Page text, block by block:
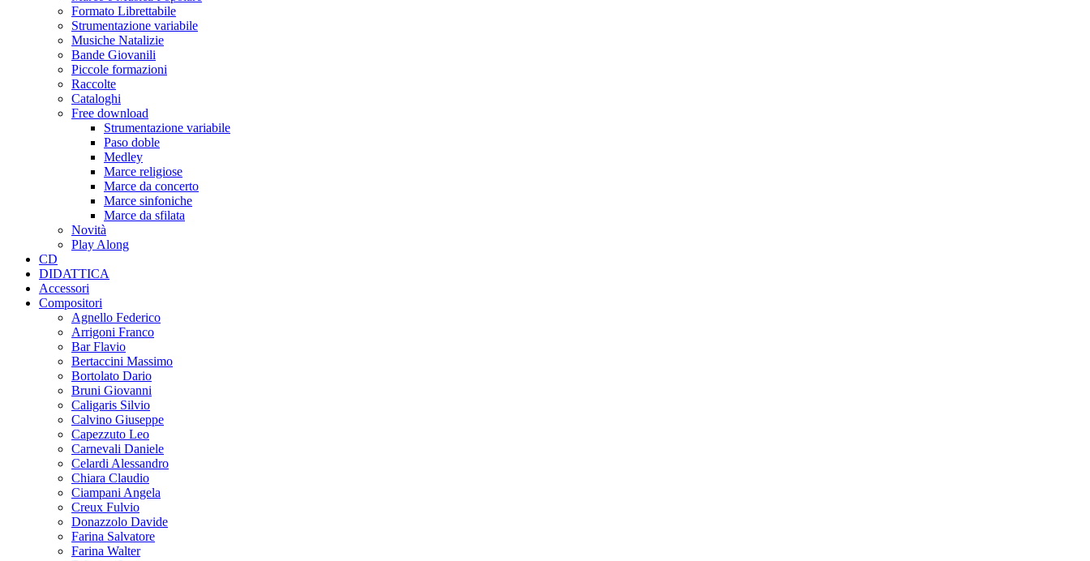
Formato Librettabile
Strumentazione variabile
Musiche Natalizie
Bande Giovanili
Piccole formazioni
Raccolte
Cataloghi
Free download
Strumentazione variabile
Paso doble
Medley
Marce religiose
Marce da concerto
Marce sinfoniche
Marce da sfilata
Novità
Play Along
CD
DIDATTICA
Accessori
Compositori
Agnello Federico
Arrigoni Franco
Bar Flavio
Bertaccini Massimo
Bortolato Dario
Bruni Giovanni
Caligaris Silvio
Calvino Giuseppe
Capezzuto Leo
Carnevali Daniele
Celardi Alessandro
Chiara Claudio
Ciampani Angela
Creux Fulvio
Donazzolo Davide
Farina Salvatore
Farina Walter